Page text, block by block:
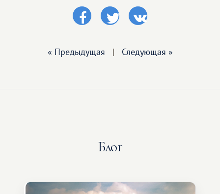
« Предыдущая | Следующая »
Блог